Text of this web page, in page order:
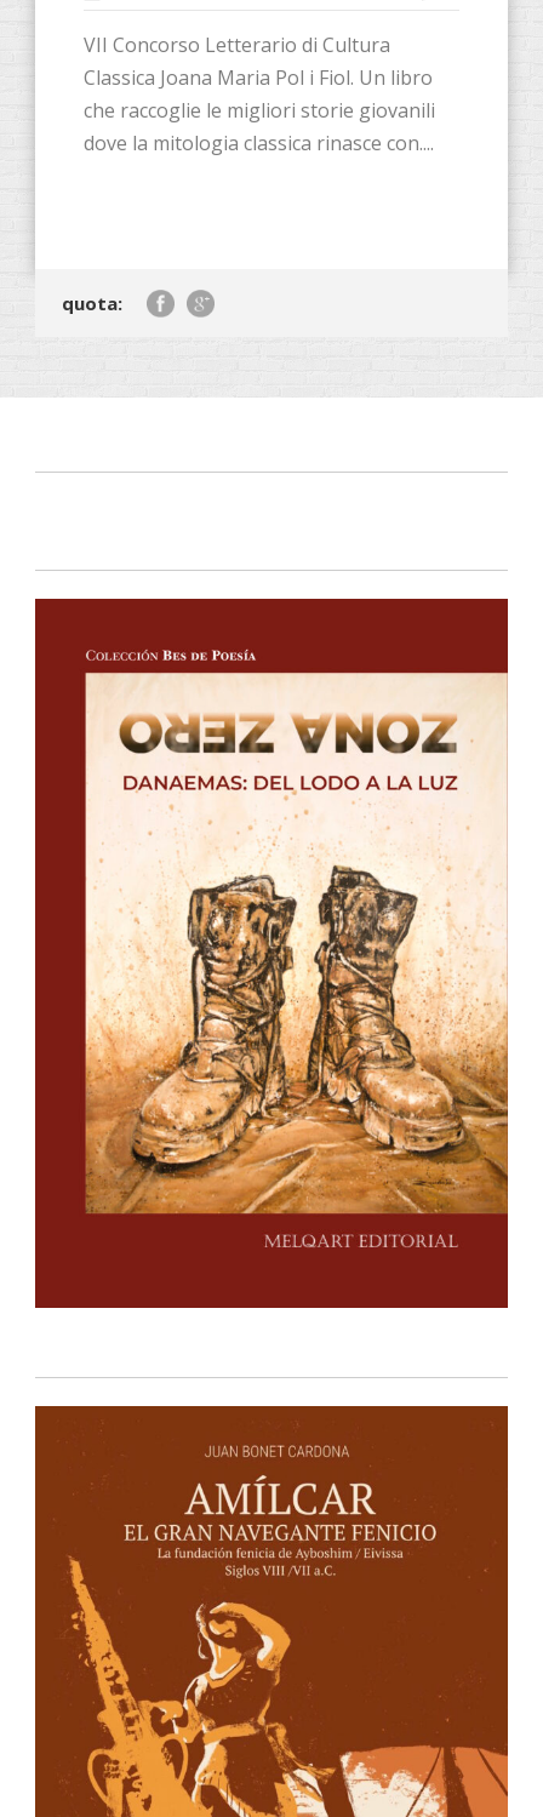
VII Concorso Letterario di Cultura
Classica Joana Maria Pol i Fiol. Un libro
che raccoglie le migliori storie giovanili
dove la mitologia classica rinasce con....
quota: